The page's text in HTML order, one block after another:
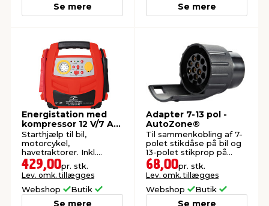
Se mere Se mere
Energistation med
kompressor 12 V/7 Ah
- AutoZone®
Starthjælp til bil,
motorcykel,
havetraktorer. Inkl.
kompressor, LED
arbejdslampe og USB
udtag.
429,00pr. stk.
Lev. omk. tillægges
Webshop Butik
Se mere
Adapter 7-13 pol -
AutoZone®
Til sammenkobling af 7-
polet stikdåse på bil og
13-polet stikprop på
trailer.
68,00pr. stk.
Lev. omk. tillægges
Webshop Butik
Se mere